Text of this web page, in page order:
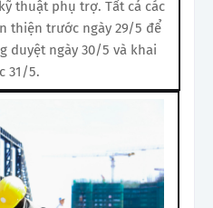
thuật phụ trợ. Tất cả các
thiện trước ngày 29/5 để
duyệt ngày 30/5 và khai
31/5.